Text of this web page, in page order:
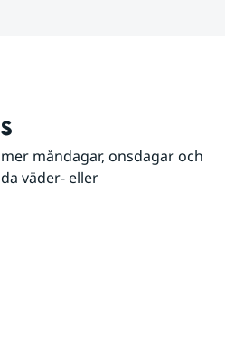
måndagar, onsdagar och
väder- eller